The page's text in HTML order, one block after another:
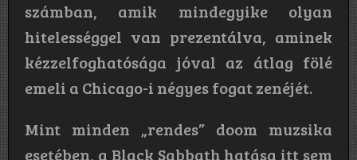
számban, amik mindegyike olyan
hitelességgel van prezentálva, aminek
kézzelfoghatósága jóval az átlag fölé
emeli a Chicago-i négyes fogat zenéjét.
Mint minden „rendes” doom muzsika
esetében, a Black Sabbath hatása itt sem